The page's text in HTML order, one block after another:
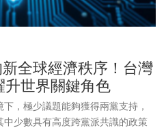
全球經濟秩序！台灣
世界關鍵角色
，極少議題能夠獲得兩黨支持，
中少數具有高度跨黨派共識的政策